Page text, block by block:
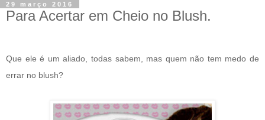
29 março 2016
Para Acertar em Cheio no Blush.
Que ele é um aliado, todas sabem, mas quem não tem medo de
errar no blush?